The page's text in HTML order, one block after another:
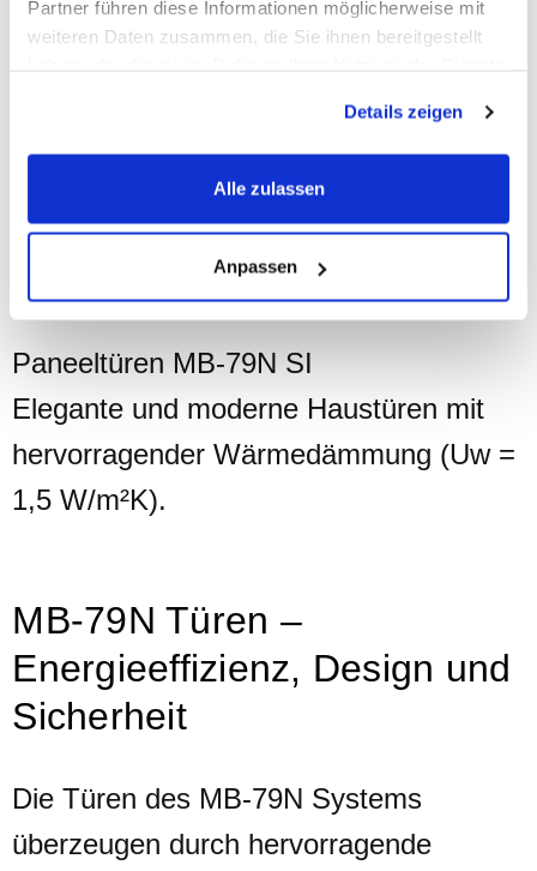
Partner führen diese Informationen möglicherweise mit
weiteren Daten zusammen, die Sie ihnen bereitgestellt
Details zeigen
Alle zulassen
Anpassen
Technische Daten:
Paneeltüren MB-79N SI
Elegante und moderne Haustüren mit
hervorragender Wärmedämmung (Uw =
1,5W/m²K).
MB-79N Türen –
Energieeffizienz, Design und
Sicherheit
Die Türen des MB-79N Systems
überzeugen durch hervorragende